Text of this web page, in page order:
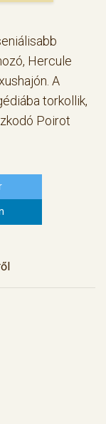
Hercule
A
torkollik,
Poirot